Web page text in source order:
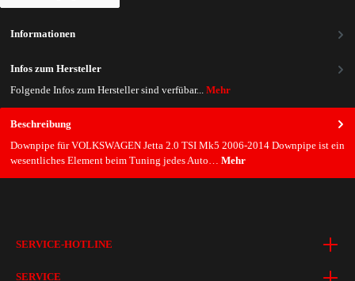
Beschreibung
Downpipe für VOLKSWAGEN Jetta 2.0 TSI Mk5 2006-2014 Downpipe ist ein
wesentliches Element beim Tuning jedes Auto… Mehr
Informationen
Infos zum Hersteller
Folgende Infos zum Hersteller sind verfübar... Mehr
SERVICE-HOTLINE
SERVICE